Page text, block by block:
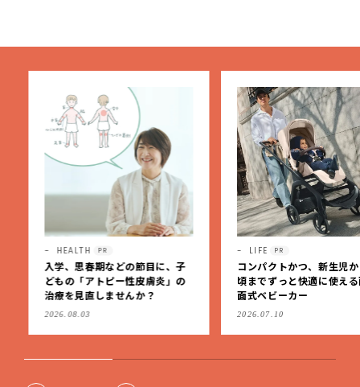
HEALTH PR
入学、思春期などの節目に、子
どもの「アトピー性皮膚炎」の
治療を見直しませんか？
2026.08.03
LIFE PR
コンパクトかつ、新生児か
頃までずっと快適に使える
面式ベビーカー
2026.07.10